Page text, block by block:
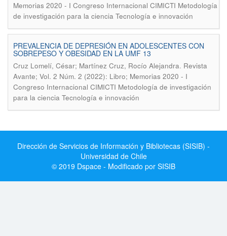
Memorias 2020 - I Congreso Internacional CIMICTI Metodología
de investigación para la ciencia Tecnología e innovación
PREVALENCIA DE DEPRESIÓN EN ADOLESCENTES CON
SOBREPESO Y OBESIDAD EN LA UMF 13
Cruz Lomelí, César; Martínez Cruz, Rocío Alejandra. Revista
Avante; Vol. 2 Núm. 2 (2022): Libro; Memorias 2020 - I
Congreso Internacional CIMICTI Metodología de investigación
para la ciencia Tecnología e innovación
Dirección de Servicios de Información y Bibliotecas (SISIB) -
Universidad de Chile
© 2019 Dspace - Modificado por SISIB